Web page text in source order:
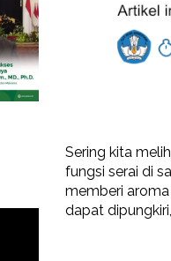
Sering kita
fungsi serai di
memberi
dapat